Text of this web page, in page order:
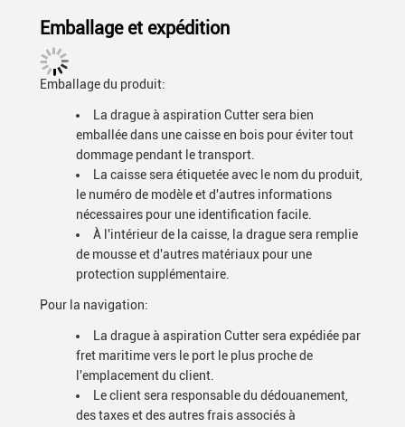
Emballage et expédition
Emballage du produit:
La drague à aspiration Cutter sera bien
emballée dans une caisse en bois pour éviter tout
dommage pendant le transport.
La caisse sera étiquetée avec le nom du produit,
le numéro de modèle et d'autres informations
nécessaires pour une identification facile.
À l'intérieur de la caisse, la drague sera remplie
de mousse et d'autres matériaux pour une
protection supplémentaire.
Pour la navigation:
La drague à aspiration Cutter sera expédiée par
fret maritime vers le port le plus proche de
l'emplacement du client.
Le client sera responsable du dédouanement,
des taxes et des autres frais associés à